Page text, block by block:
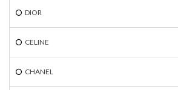
DIOR
CELINE
CHANEL